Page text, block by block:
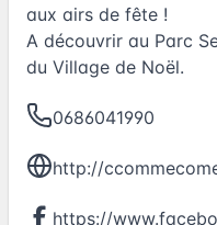
aux airs de fête !
A découvrir au Parc
du Village de Noël.
0686041990
http://